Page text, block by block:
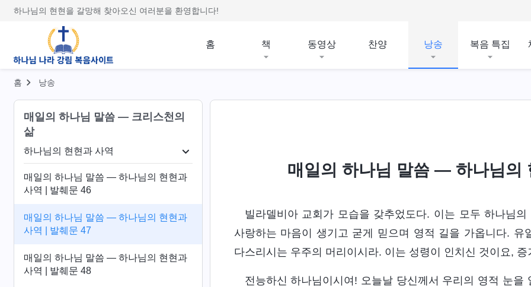
하나님의 현현을 갈망해 찾아오신 여러분을 환영합니다!
홈 책 동영상 찬양 낭송 복음 특집
홈 낭송
매일의 하나님 말씀 ― 크리스천의
삶
하나님의 현현과 사역
계 사역 하나님의 현현과 사역 말세 심판 하나님의 사역 알아 가기 하나님의 성품,
매일의 하나님 말씀 ― 하나님의 현현과
사역 | 발췌문 46
매일의 하나님 말씀 ― 하나님의 현현과
사역 | 발췌문 47
매일의 하나님 말씀 ― 하나님의 현현과
사역 | 발췌문 48
매일의 하나님 말씀 ― 하나님의
빌라델비아 교회가 모습을 갖추었도다. 이는 모두 하나님
사랑하는 마음이 생기고 굳게 믿으며 영적 길을 가옵니다. 유
다스리시는 우주의 머리이시라. 이는 성령이 인치신 것이요,
전능하신 하나님이시여! 오늘날 당신께서 우리의 영적 눈